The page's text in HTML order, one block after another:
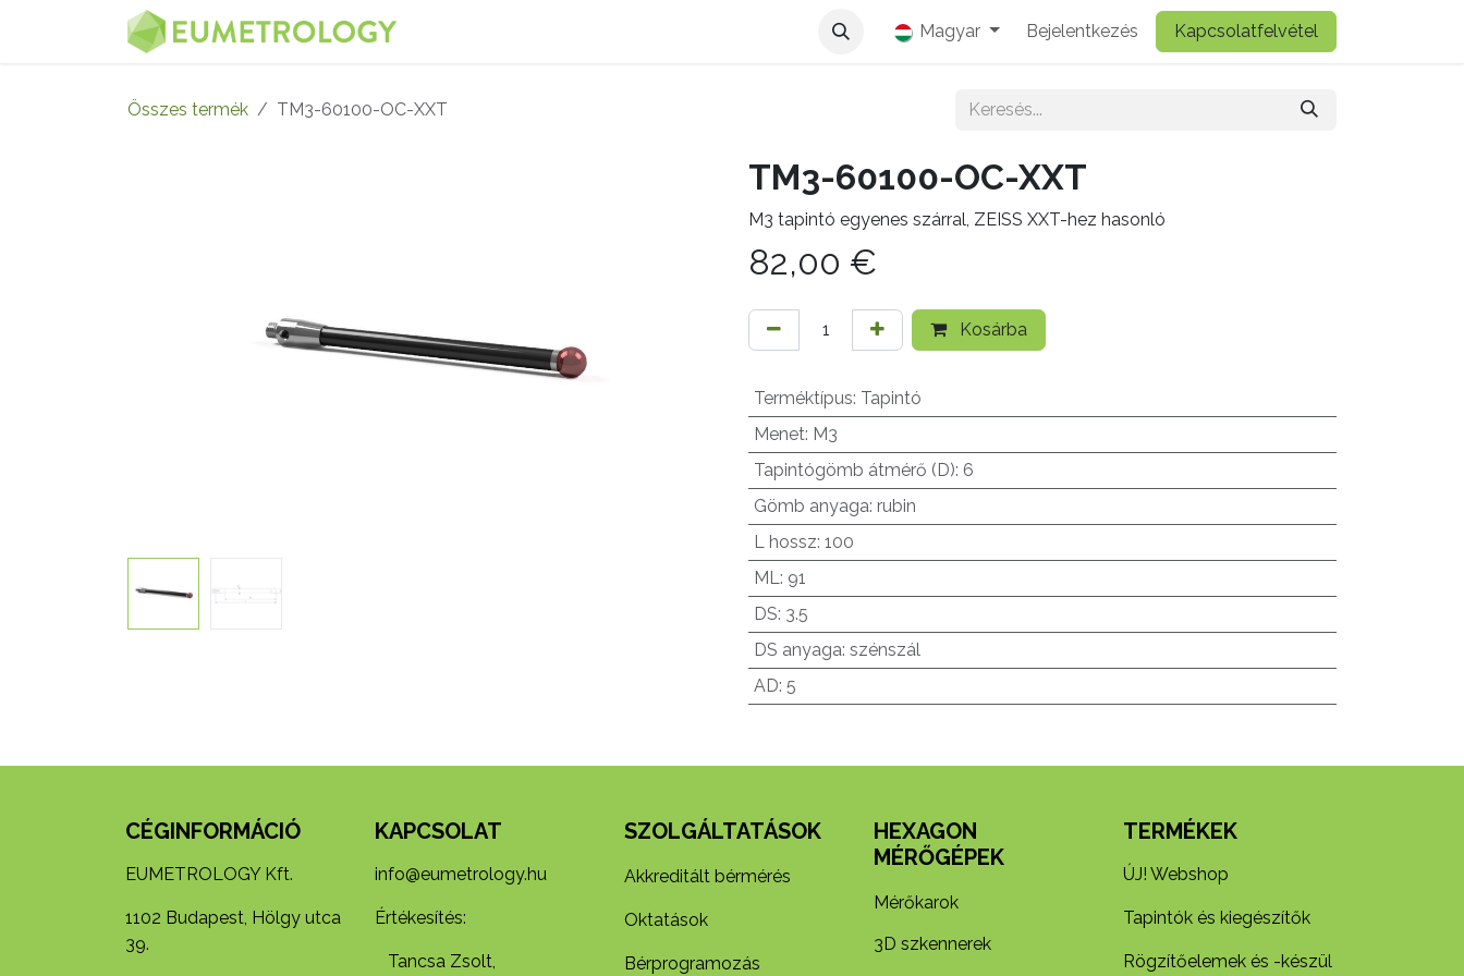
Kihagyás és továbblépés a tartalomhoz
Magyar Bejelentkezés Kapcsolatfelvétel
Összes termék TM3-60100-OC-XXT
TM3-60100-OC-XXT
M3 tapintó egyenes szárral, ZEISS XXT-hez hasonló
82,00 €
Kosárba
Terméktípus: Tapintó
Menet: M3
Tapintógömb átmérő (D): 6
Gömb anyaga: rubin
L hossz: 100
ML: 91
DS: 3.5
DS anyaga: szénszál
AD: 5
CÉGINFORMÁCIÓ
EUMETROLOGY Kft.
1102 Budapest, Hölgy utca
39.
KAPCSOLAT
info@eumetrology.hu
Értékesítés:
Tancsa Zsolt,
SZOLGÁLTATÁSOK
Akkreditált bérmérés
Oktatások
Bérprogramozás
HEXAGON
MÉRŐGÉPEK
Mérőkarok
3D szkennerek
TERMÉKEK
ÚJ! Webshop
Tapintók és kiegészítők
Rögzítőelemek és -készül​